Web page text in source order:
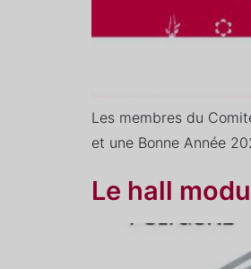
Les membres du
et une Bonne Année
Le hall